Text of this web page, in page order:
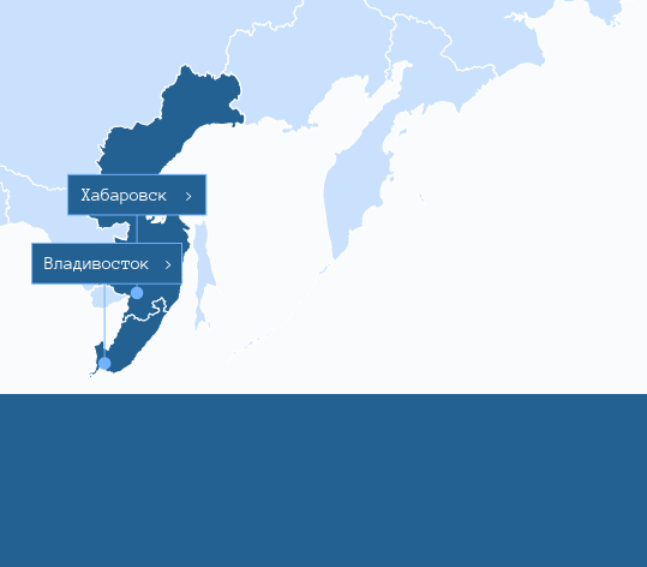
Хабаровск >
Владивосток >